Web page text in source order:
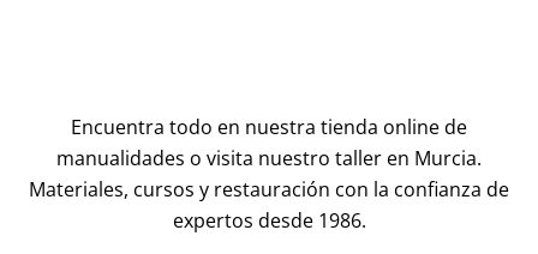
Encuentra todo en nuestra tienda online de
manualidades o visita nuestro taller en Murcia.
Materiales, cursos y restauración con la confianza de
expertos desde 1986.